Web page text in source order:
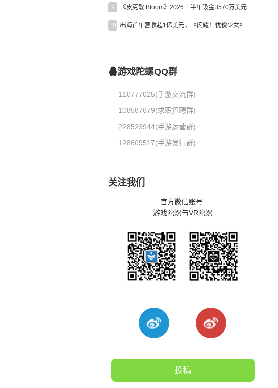
9 《皮克敏 Bloom》2026上半年吸金3570万美元，中国台湾成最大市场
10 出海首年营收超1亿美元，《闪耀！优俊少女》美国市场占比达七成
游戏陀螺QQ群
110777025(手游交流群)
108587679(求职招聘群)
228523944(手游运营群)
128609517(手游发行群)
关注我们
官方微信账号:
游戏陀螺与VR陀螺
投稿